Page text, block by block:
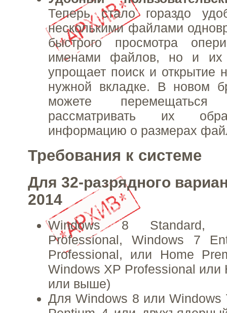
Теперь стало гораздо
несколькими файлами
быстрого просмотра
именами файлов, но и их
упрощает поиск и открытие
нужной вкладке. В новом
можете
рассматривать их
информацию о размерах
Требования к системе
Для 32-разрядного
2014
Windows 8 Standard,
Professional, Windows 7
Professional, или Home
Windows XP Professional или
или выше)
Для Windows 8 или Windows